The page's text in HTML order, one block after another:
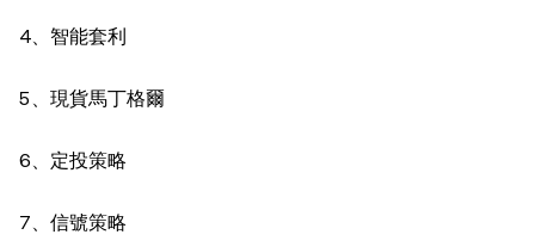
4、智能套利
5、現貨馬丁格爾
6、定投策略
7、信號策略